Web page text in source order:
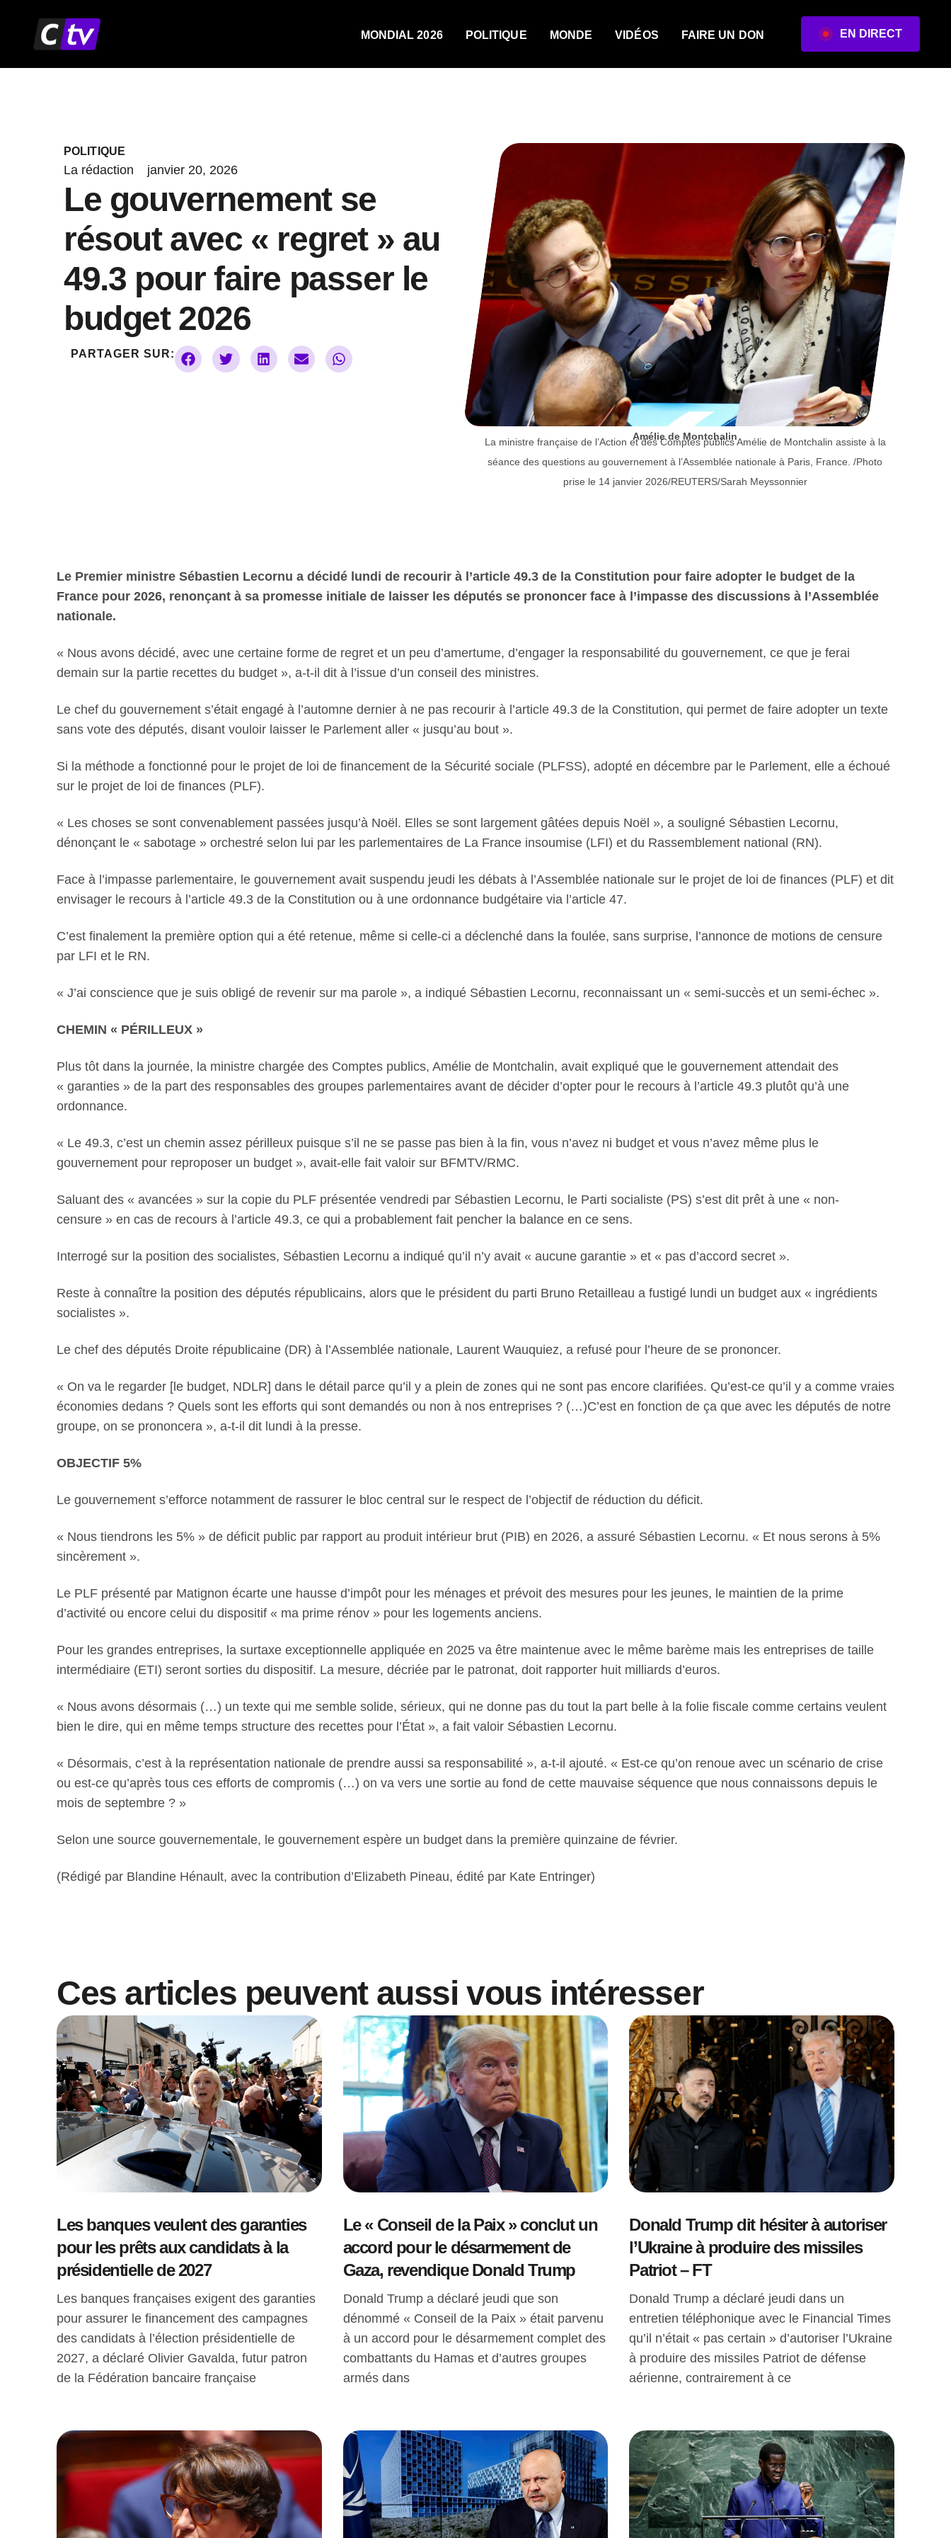
contenu
MONDIAL 2026 POLITIQUE MONDE VIDÉOS FAIRE UN DON EN DIRECT
POLITIQUE
La rédaction janvier 20, 2026
Le gouvernement se
résout avec « regret » au
49.3 pour faire passer le
budget 2026
PARTAGER SUR:
Amélie de Montchalin
La ministre française de l’Action et des Comptes publics Amélie de Montchalin assiste à la
séance des questions au gouvernement à l’Assemblée nationale à Paris, France. /Photo
prise le 14 janvier 2026/REUTERS/Sarah Meyssonnier
Le Premier ministre Sébastien Lecornu a décidé lundi de recourir à l’article 49.3 de la Constitution pour faire adopter le budget de la
France pour 2026, renonçant à sa promesse initiale de laisser les députés se prononcer face à l’impasse des discussions à l’Assemblée
nationale.
« Nous avons décidé, avec une certaine forme de regret et un peu d’amertume, d’engager la responsabilité du gouvernement, ce que je ferai
demain sur la partie recettes du budget », a-t-il dit à l’issue d’un conseil des ministres.
Le chef du gouvernement s’était engagé à l’automne dernier à ne pas recourir à l’article 49.3 de la Constitution, qui permet de faire adopter un texte
sans vote des députés, disant vouloir laisser le Parlement aller « jusqu’au bout ».
Si la méthode a fonctionné pour le projet de loi de financement de la Sécurité sociale (PLFSS), adopté en décembre par le Parlement, elle a échoué
sur le projet de loi de finances (PLF).
« Les choses se sont convenablement passées jusqu’à Noël. Elles se sont largement gâtées depuis Noël », a souligné Sébastien Lecornu,
dénonçant le « sabotage » orchestré selon lui par les parlementaires de La France insoumise (LFI) et du Rassemblement national (RN).
Face à l’impasse parlementaire, le gouvernement avait suspendu jeudi les débats à l’Assemblée nationale sur le projet de loi de finances (PLF) et dit
envisager le recours à l’article 49.3 de la Constitution ou à une ordonnance budgétaire via l’article 47.
C’est finalement la première option qui a été retenue, même si celle-ci a déclenché dans la foulée, sans surprise, l’annonce de motions de censure
par LFI et le RN.
« J’ai conscience que je suis obligé de revenir sur ma parole », a indiqué Sébastien Lecornu, reconnaissant un « semi-succès et un semi-échec ».
CHEMIN « PÉRILLEUX »
Plus tôt dans la journée, la ministre chargée des Comptes publics, Amélie de Montchalin, avait expliqué que le gouvernement attendait des
« garanties » de la part des responsables des groupes parlementaires avant de décider d’opter pour le recours à l’article 49.3 plutôt qu’à une
ordonnance.
« Le 49.3, c’est un chemin assez périlleux puisque s’il ne se passe pas bien à la fin, vous n’avez ni budget et vous n’avez même plus le
gouvernement pour reproposer un budget », avait-elle fait valoir sur BFMTV/RMC.
Saluant des « avancées » sur la copie du PLF présentée vendredi par Sébastien Lecornu, le Parti socialiste (PS) s’est dit prêt à une « non-
censure » en cas de recours à l’article 49.3, ce qui a probablement fait pencher la balance en ce sens.
Interrogé sur la position des socialistes, Sébastien Lecornu a indiqué qu’il n’y avait « aucune garantie » et « pas d’accord secret ».
Reste à connaître la position des députés républicains, alors que le président du parti Bruno Retailleau a fustigé lundi un budget aux « ingrédients
socialistes ».
Le chef des députés Droite républicaine (DR) à l’Assemblée nationale, Laurent Wauquiez, a refusé pour l’heure de se prononcer.
« On va le regarder [le budget, NDLR] dans le détail parce qu’il y a plein de zones qui ne sont pas encore clarifiées. Qu’est-ce qu’il y a comme vraies
économies dedans ? Quels sont les efforts qui sont demandés ou non à nos entreprises ? (…)C’est en fonction de ça que avec les députés de notre
groupe, on se prononcera », a-t-il dit lundi à la presse.
OBJECTIF 5%
Le gouvernement s’efforce notamment de rassurer le bloc central sur le respect de l’objectif de réduction du déficit.
« Nous tiendrons les 5% » de déficit public par rapport au produit intérieur brut (PIB) en 2026, a assuré Sébastien Lecornu. « Et nous serons à 5%
sincèrement ».
Le PLF présenté par Matignon écarte une hausse d’impôt pour les ménages et prévoit des mesures pour les jeunes, le maintien de la prime
d’activité ou encore celui du dispositif « ma prime rénov » pour les logements anciens.
Pour les grandes entreprises, la surtaxe exceptionnelle appliquée en 2025 va être maintenue avec le même barème mais les entreprises de taille
intermédiaire (ETI) seront sorties du dispositif. La mesure, décriée par le patronat, doit rapporter huit milliards d’euros.
« Nous avons désormais (…) un texte qui me semble solide, sérieux, qui ne donne pas du tout la part belle à la folie fiscale comme certains veulent
bien le dire, qui en même temps structure des recettes pour l’État », a fait valoir Sébastien Lecornu.
« Désormais, c’est à la représentation nationale de prendre aussi sa responsabilité », a-t-il ajouté. « Est-ce qu’on renoue avec un scénario de crise
ou est-ce qu’après tous ces efforts de compromis (…) on va vers une sortie au fond de cette mauvaise séquence que nous connaissons depuis le
mois de septembre ? »
Selon une source gouvernementale, le gouvernement espère un budget dans la première quinzaine de février.
(Rédigé par Blandine Hénault, avec la contribution d’Elizabeth Pineau, édité par Kate Entringer)
Ces articles peuvent aussi vous intéresser
Les banques veulent des garanties
pour les prêts aux candidats à la
présidentielle de 2027
Les banques françaises exigent des garanties
pour assurer le financement des campagnes
des candidats à l’élection présidentielle de
2027, a déclaré Olivier Gavalda, futur patron
de la Fédération bancaire française
Le « Conseil de la Paix » conclut un
accord pour le désarmement de
Gaza, revendique Donald Trump
Donald Trump a déclaré jeudi que son
dénommé « Conseil de la Paix » était parvenu
à un accord pour le désarmement complet des
combattants du Hamas et d’autres groupes
armés dans
Donald Trump dit hésiter à autoriser
l’Ukraine à produire des missiles
Patriot – FT
Donald Trump a déclaré jeudi dans un
entretien téléphonique avec le Financial Times
qu’il n’était « pas certain » d’autoriser l’Ukraine
à produire des missiles Patriot de défense
aérienne, contrairement à ce